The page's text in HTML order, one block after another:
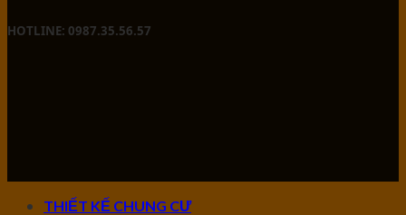
HOTLINE: 0987.35.56.57
THIẾT KẾ CHUNG CƯ